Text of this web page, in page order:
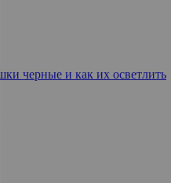
черные и как их осветлить